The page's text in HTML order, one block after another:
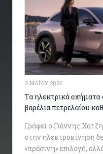
3 ΜΑΪ́ΟΥ 2026
Τα ηλεκτρικά οχήματα
βαρέλια πετρελαίου
Γράφει ο Γιάννης
στην ηλεκτροκίνηση
«πράσινη» επιλογή,